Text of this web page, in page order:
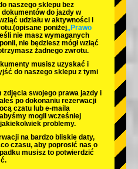
naszego sklepu bez
do jazdy w
udziału w aktywności i
(opisane poniżej„Prawo
nie masz wymaganych
nie będziesz mógł wziąć
żadnego zwrotu.
musisz uzyskać i
do naszego sklepu z tymi
zdjęcia swojego prawa jazdy i
po dokonaniu rezerwacji
czatu lub e-maila
mogli wcześniej
problemy.
na bardzo bliskie daty,
czasu, aby poprosić nas o
musisz to potwierdzić